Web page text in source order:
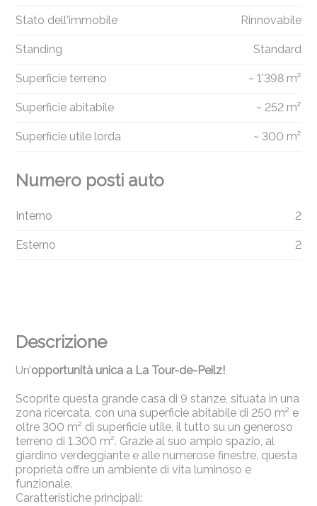
Descrizione
Un’opportunità unica a La Tour-de-Peilz!
Scoprite questa grande casa di 9 stanze, situata in una
zona ricercata, con una superficie abitabile di 250 m² e
oltre 300 m² di superficie utile, il tutto su un generoso
terreno di 1.300 m². Grazie al suo ampio spazio, al
giardino verdeggiante e alle numerose finestre, questa
proprietà offre un ambiente di vita luminoso e
funzionale.
Caratteristiche principali:
Stato dell'immobile Rinnovabile
Standing Standard
Superficie terreno ~ 1'398 m²
Superficie abitabile ~ 252 m²
Superficie utile lorda ~ 300 m²
Numero posti auto
Interno 2
Esterno 2